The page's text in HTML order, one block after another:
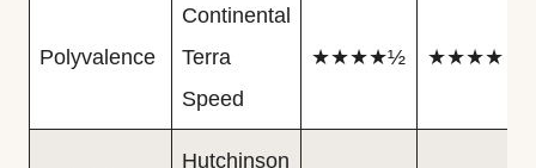
Polyvalence
Continental
Terra
Speed
★★★★½ ★★★★
Hutchinson